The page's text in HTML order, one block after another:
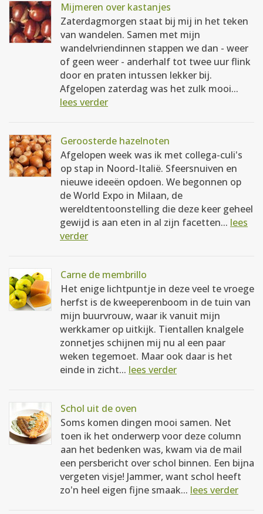
Mijmeren over kastanjes
Zaterdagmorgen staat bij mij in het teken
van wandelen. Samen met mijn
wandelvriendinnen stappen we dan - weer
of geen weer - anderhalf tot twee uur flink
door en praten intussen lekker bij.
Afgelopen zaterdag was het zulk mooi...
lees verder
Geroosterde hazelnoten
Afgelopen week was ik met collega-culi's
op stap in Noord-Italië. Sfeersnuiven en
nieuwe ideeën opdoen. We begonnen op
de World Expo in Milaan, de
wereldtentoonstelling die deze keer geheel
gewijd is aan eten in al zijn facetten... lees
verder
Carne de membrillo
Het enige lichtpuntje in deze veel te vroege
herfst is de kweeperenboom in de tuin van
mijn buurvrouw, waar ik vanuit mijn
werkkamer op uitkijk. Tientallen knalgele
zonnetjes schijnen mij nu al een paar
weken tegemoet. Maar ook daar is het
einde in zicht... lees verder
Schol uit de oven
Soms komen dingen mooi samen. Net
toen ik het onderwerp voor deze column
aan het bedenken was, kwam via de mail
een persbericht over schol binnen. Een bijna
vergeten visje! Jammer, want schol heeft
zo'n heel eigen fijne smaak... lees verder